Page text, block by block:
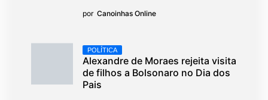
por Canoinhas Online
POLÍTICA
Alexandre de Moraes rejeita visita
de filhos a Bolsonaro no Dia dos
Pais